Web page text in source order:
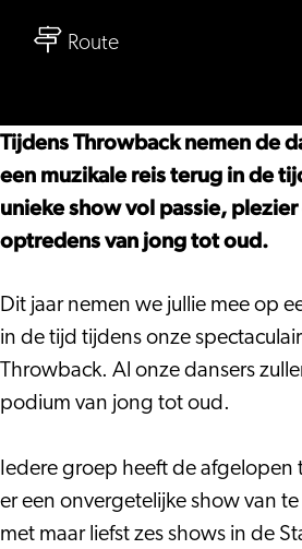
–
Throwback
Routenaar
Rode
Sneakerz
–
Throwback
Tijdens Throwback nemen de
een muzikale reis terug in de
unieke show vol passie,
optredens van jong tot oud.
Dit jaar nemen we jullie mee op
in de tijd tijdens onze
Throwback. Al onze dansers
podium van jong tot oud.
Iedere groep heeft de afgelopen
er een onvergetelijke show van
met maar liefst zes shows in de